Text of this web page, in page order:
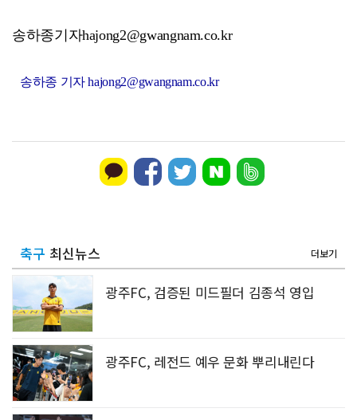
송하종기자hajong2@gwangnam.co.kr
송하종 기자 hajong2@gwangnam.co.kr
축구 최신뉴스 더보기
광주FC, 검증된 미드필더 김종석 영입
광주FC, 레전드 예우 문화 뿌리내린다